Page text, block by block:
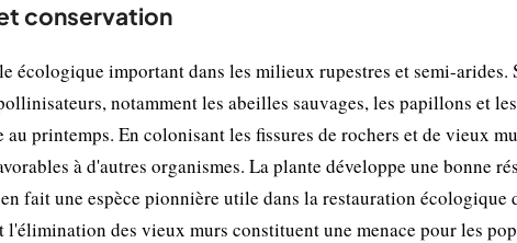
conservation
écologique important dans les milieux rupestres et semi-arides.
notamment les abeilles sauvages, les papillons et
printemps. En colonisant les fissures de rochers et de vieux
à d'autres organismes. La plante développe une bonne
fait une espèce pionnière utile dans la restauration écologique
des vieux murs constituent une menace pour les